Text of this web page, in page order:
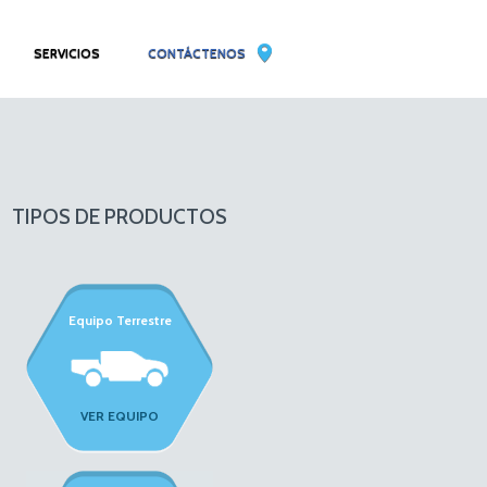
SERVICIOS CONTÁCTENOS
TIPOS DE PRODUCTOS
Equipo Terrestre
VER EQUIPO
Equipo Terrestre
VER EQUIPO